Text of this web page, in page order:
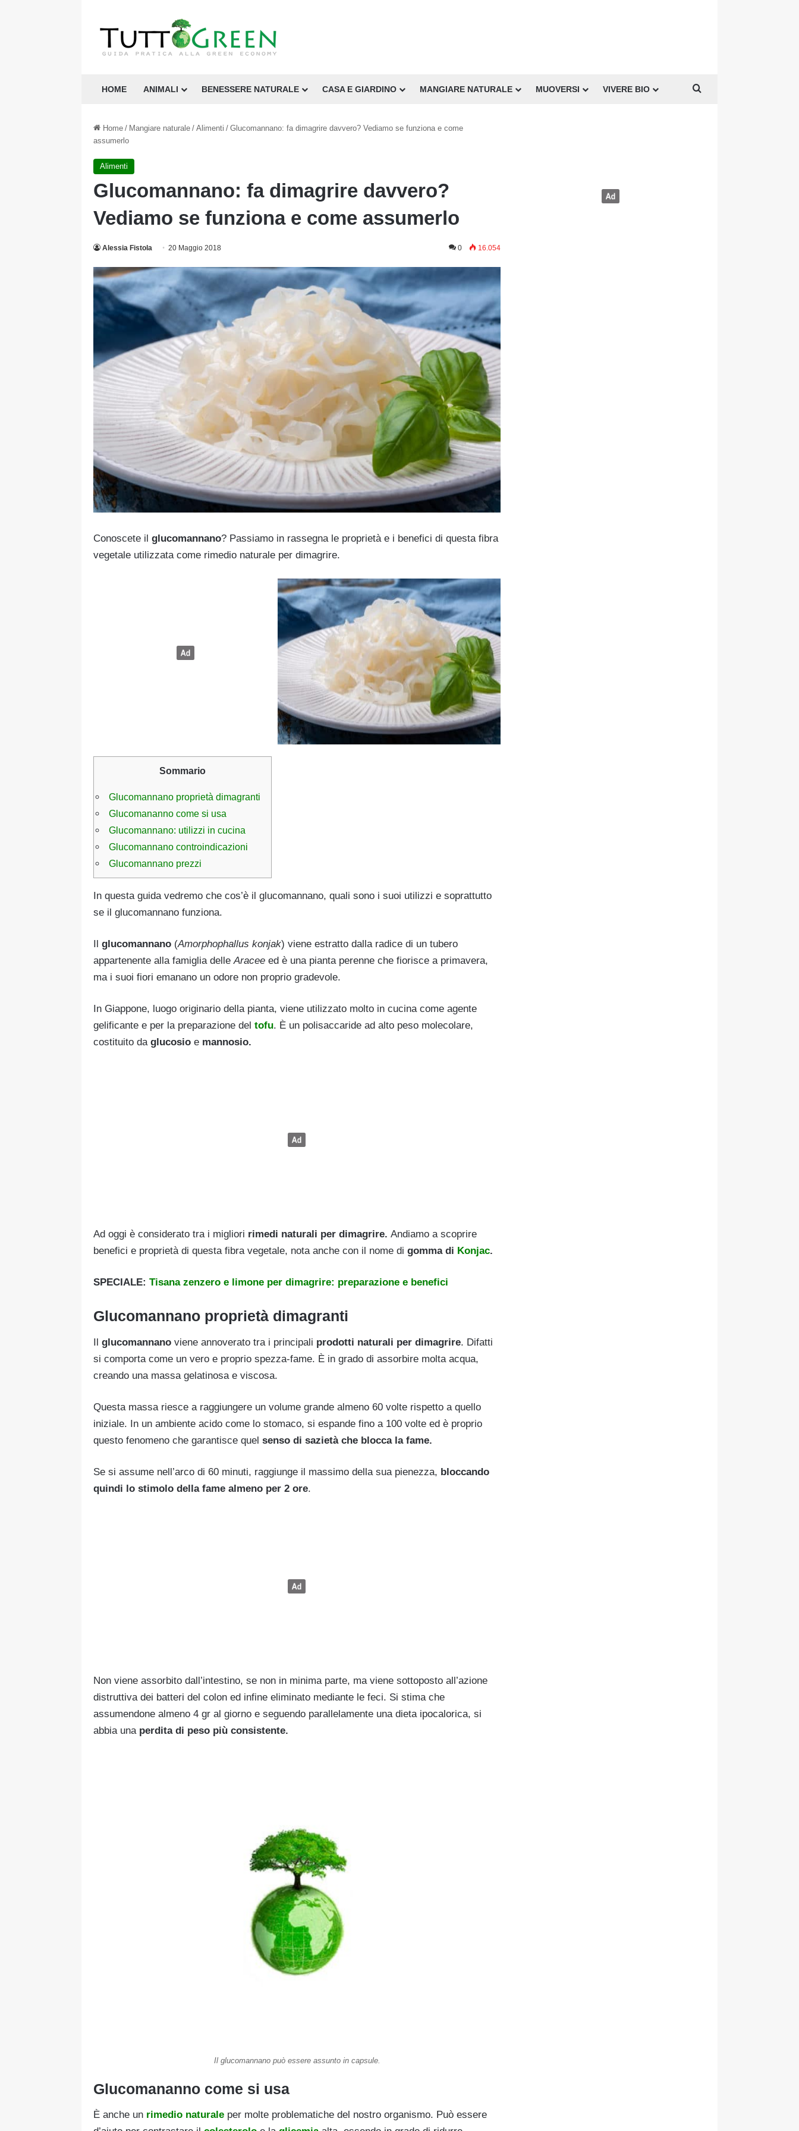
HOME ANIMALI BENESSERE NATURALE CASA E GIARDINO MANGIARE NATURALE MUOVERSI VIVERE BIO
Home / Mangiare naturale / Alimenti / Glucomannano: fa dimagrire davvero? Vediamo se funziona e come
assumerlo
Alimenti
Glucomannano: fa dimagrire davvero?
Vediamo se funziona e come assumerlo
Alessia Fistola 20 Maggio 2018 0 16.054
Conoscete il glucomannano? Passiamo in rassegna le proprietà e i benefici di questa fibra
vegetale utilizzata come rimedio naturale per dimagrire.
Sommario
Glucomannano proprietà dimagranti
Glucomananno come si usa
Glucomannano: utilizzi in cucina
Glucomannano controindicazioni
Glucomannano prezzi
In questa guida vedremo che cos’è il glucomannano, quali sono i suoi utilizzi e soprattutto
se il glucomannano funziona.
Il glucomannano (Amorphophallus konjak) viene estratto dalla radice di un tubero
appartenente alla famiglia delleAracee ed è una pianta perenne che fiorisce a primavera,
ma i suoi fiori emanano un odore non proprio gradevole.
In Giappone, luogo originario della pianta, viene utilizzato molto in cucina come agente
gelificante e per la preparazione del tofu. È un polisaccaride ad alto peso molecolare,
costituito da glucosio e mannosio.
Ad oggi è considerato tra i migliori rimedi naturali per dimagrire. Andiamo a scoprire
benefici e proprietà di questa fibra vegetale, nota anche con il nome di gomma di Konjac.
SPECIALE: Tisana zenzero e limone per dimagrire: preparazione e benefici
Glucomannano proprietà dimagranti
Il glucomannano viene annoverato tra i principali prodotti naturali per dimagrire. Difatti
si comporta come un vero e proprio spezza-fame. È in grado di assorbire molta acqua,
creando una massa gelatinosa e viscosa.
Questa massa riesce a raggiungere un volume grande almeno 60 volte rispetto a quello
iniziale. In un ambiente acido come lo stomaco, si espande fino a 100 volte ed è proprio
questo fenomeno che garantisce quel senso di sazietà che blocca la fame.
Se si assume nell’arco di 60 minuti, raggiunge il massimo della sua pienezza, bloccando
quindi lo stimolo della fame almeno per 2 ore.
Non viene assorbito dall’intestino, se non in minima parte, ma viene sottoposto all’azione
distruttiva dei batteri del colon ed infine eliminato mediante le feci. Si stima che
assumendone almeno 4 gr al giorno e seguendo parallelamente una dieta ipocalorica, si
abbia una perdita di peso più consistente.
Il glucomannano può essere assunto in capsule.
Glucomananno come si usa
È anche un rimedio naturale per molte problematiche del nostro organismo. Può essere